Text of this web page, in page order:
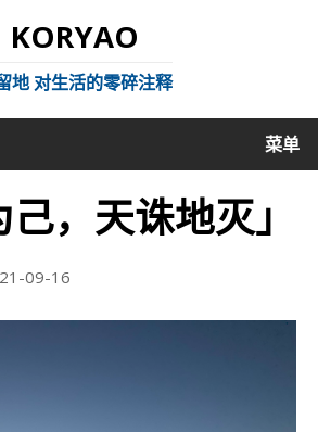
KORYAO
地 对生活的零碎注释
菜单
己，天诛地灭」
09-16